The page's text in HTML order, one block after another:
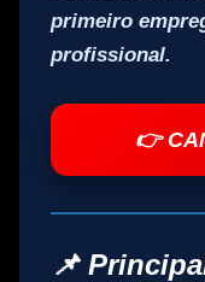
primeiro
profissional.
👉
📌